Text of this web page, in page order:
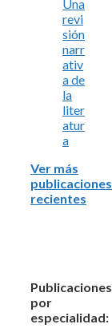
Una
revi
sión
narr
ativ
a de
la
liter
atur
a
Ver más
publicaciones
recientes
Publicaciones
por
especialidad: